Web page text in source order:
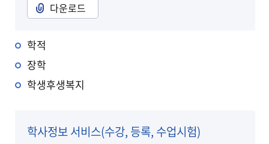
다운로드
학적
장학
학생후생복지
학사정보 서비스(수강, 등록, 수업시험)